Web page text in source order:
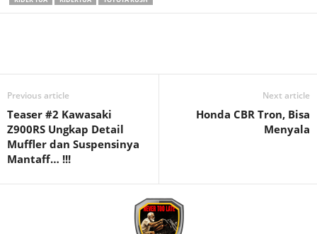
Previous article
Teaser #2 Kawasaki
Z900RS Ungkap Detail
Muffler dan Suspensinya
Mantaff… !!!
Next article
Honda CBR Tron, Bisa
Menyala